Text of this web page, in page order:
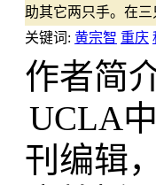
助其它两只手。在
关键词: 黄宗智 重庆
作者简
UCLA
刊编辑